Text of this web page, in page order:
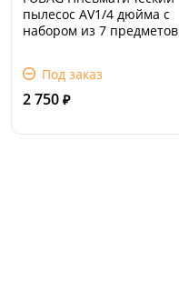
пылесос AV1/4 дюйма с
набором из 7 предметов
Под заказ
2 750 ₽